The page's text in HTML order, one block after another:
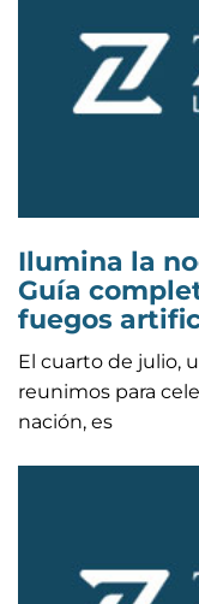
Ilumina la
Guía
fuegos
El cuarto de julio,
reunimos para
nación, es